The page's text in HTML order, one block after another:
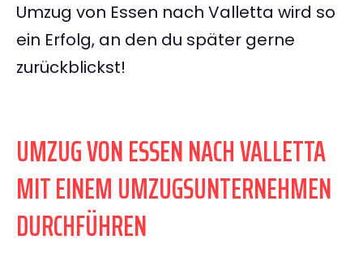
Umzug von Essen nach Valletta wird so
ein Erfolg, an den du später gerne
zurückblickst!
UMZUG VON ESSEN NACH VALLETTA
MIT EINEM UMZUGSUNTERNEHMEN
DURCHFÜHREN